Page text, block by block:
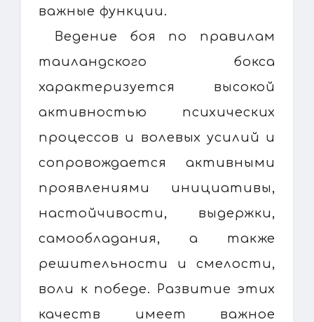
важные функции.
Ведение боя по правилам
таиландского бокса
характеризуется высокой
активностью психических
процессов и волевых усилий и
сопровождается активными
проявлениями инициативы,
настойчивости, выдержки,
самообладания, а также
решительности и смелости,
воли к победе. Развитие этих
качеств имеет важное